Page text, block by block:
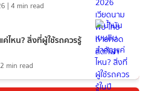
|4 min read
ไหน? สิ่งที่ผู้ใช้รถควรรู้
2 min read